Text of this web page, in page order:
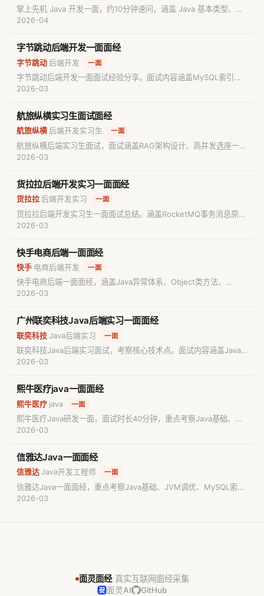
掌上先机 Java 开发一面，约10分钟速问，涵盖 Java 基本类型、
String 常量池、HashMap 底层与扩容、负载因子0.75原理、类加载
适中但节奏较快，最终未通过。
2026-04
字节跳动后端开发一面面经
字节跳动 后端开发 一面
字节跳动后端开发一面面试经验分享。面试内容涵盖MySQL索引与
事务、HTTPS协议、TCP-UDP网络通信、SOLID原则、设计模式、
力求职者深入备考。
2026-03
航旅纵横实习生面试面经
航旅纵横 后端开发实习生 一面
航旅纵横后端实习生面试，面试涵盖RAG架构设计、高并发选座一致
性、数据库设计、JWT、Nginx及Java核心底层原理（HashMap、
40分钟。
2026-03
货拉拉后端开发实习一面面经
货拉拉 后端开发实习 一面
货拉拉后端开发实习生一面面试总结。涵盖RocketMQ事务消息原
理、业务对账设计、Java基础知识（String不可变性、static、反
略，并包含LeetCode算法题手撕。
2026-03
快手电商后端一面面经
快手 电商后端开发 一面
快手电商后端一面面经，涵盖Java异常体系、Object类方法、
hashCode与equals规范、wait/notify与Thread.sleep区别、深浅
以及RAG系统设计与向量化概念，适合Java后端求职备考参考。
2026-03
广州联奕科技Java后端实习一面面经
联奕科技 Java后端实习 一面
联奕科技Java后端实习面试，考察核心技术点。面试内容涵盖Java
集合（HashMap）、JVM锁机制、Spring框架注解、MySQL索引优
（MCP、Function Calling），适合准备Java后端实习的同学复习
参考。
2026-03
熙牛医疗java一面面经
熙牛医疗 java 一面
熙牛医疗Java研发一面，面试时长40分钟，重点考察Java基础、并
发编程（线程池、AQS、synchronized锁升级）、MySQL数据库优
事务隔离级别及高并发处理经验，适合准备面试的开发者参考。
2026-03
信雅达Java一面面经
信雅达 Java开发工程师 一面
信雅达Java一面面经，重点考察Java基础、JVM调优、MySQL索引
设计、SpringCloud微服务架构及NL2SQL项目经验。面试涉及多线
2026-03
面灵面经/ 真实互联网面经采集
面灵AI GitHub